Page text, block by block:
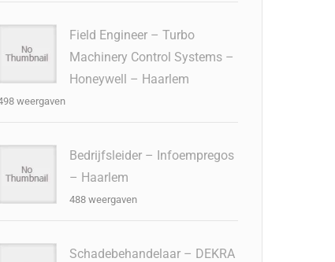
Field Engineer – Turbo
Machinery Control Systems –
Honeywell – Haarlem
weergaven
Bedrijfsleider – Infoempregos
– Haarlem
488 weergaven
Schadebehandelaar – DEKRA